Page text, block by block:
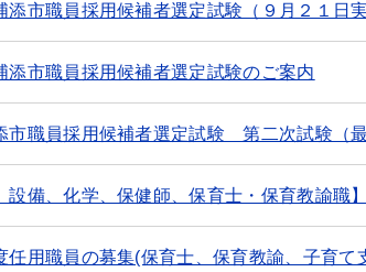
市職員採用候補者選定試験（９月２１日
市職員採用候補者選定試験のご案内
市職員採用候補者選定試験 第二次試験（
設備、化学、保健師、保育士・保育教諭
任用職員の募集(保育士、保育教諭、子育て